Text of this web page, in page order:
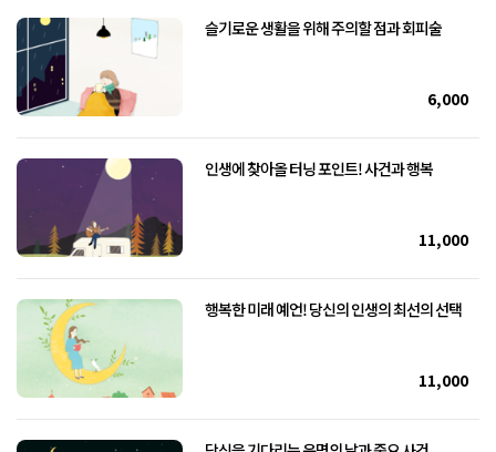
슬기로운 생활을 위해 주의할 점과 회피술
6,000
인생에 찾아올 터닝 포인트! 사건과 행복
11,000
행복한 미래 예언! 당신의 인생의 최선의 선택
11,000